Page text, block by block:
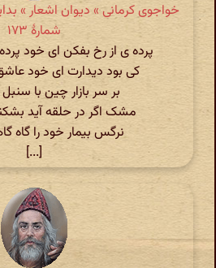
خواجوی کرمانی » دیوان اشعار »
شمارهٔ ۱۷۳
پرده ی از رخ بفکن ای خود
کی بود دیدارت ای خود
بر سر بازار چین با
مشک اگر در حلقه آید
نرگس بیمار خود را گاه
[...]